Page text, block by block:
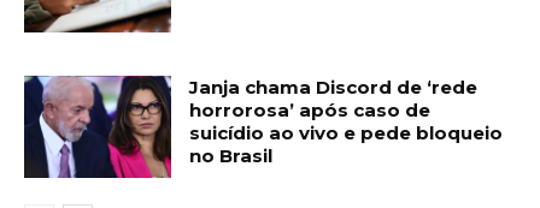
Janja chama Discord de ‘rede
horrorosa’ após caso de
suicídio ao vivo e pede bloqueio
no Brasil